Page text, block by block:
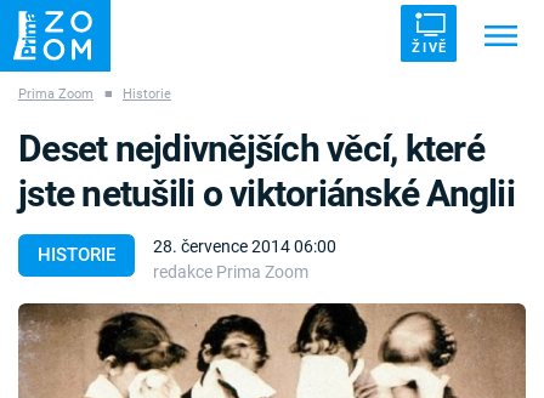
ŽIVĚ
ZÁHADY VETŘELCI DÁVNOVĚKU
Témata
Témata
Prima Zoom ■ Historie
HISTORIE
28. července 2014 06:00
redakce Prima Zoom
Deset nejdivnějších věcí, které
jste netušili o viktoriánské Anglii